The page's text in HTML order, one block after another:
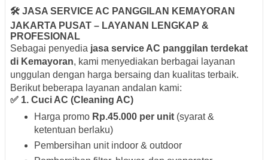
🛠️ JASA SERVICE AC PANGGILAN KEMAYORAN
JAKARTA PUSAT – LAYANAN LENGKAP &
PROFESIONAL
Sebagai penyedia jasa service AC panggilan terdekat
di Kemayoran, kami menyediakan berbagai layanan
unggulan dengan harga bersaing dan kualitas terbaik.
Berikut beberapa layanan andalan kami:
✅ 1. Cuci AC (Cleaning AC)
Harga promo Rp.45.000 per unit (syarat &
ketentuan berlaku)
Pembersihan unit indoor & outdoor